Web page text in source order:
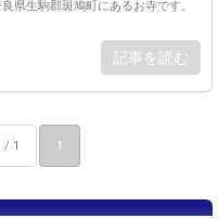
県生駒郡斑鳩町にあるお寺です。
記事を読む
/ 1 1